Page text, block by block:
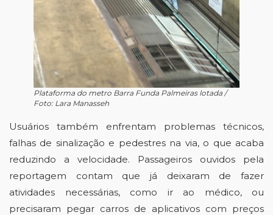
Plataforma do metro Barra Funda Palmeiras lotada /
Foto: Lara Manasseh
Usuários também enfrentam problemas técnicos,
falhas de sinalização e pedestres na via, o que acaba
reduzindo a velocidade. Passageiros ouvidos pela
reportagem contam que já deixaram de fazer
atividades necessárias, como ir ao médico, ou
precisaram pegar carros de aplicativos com preços